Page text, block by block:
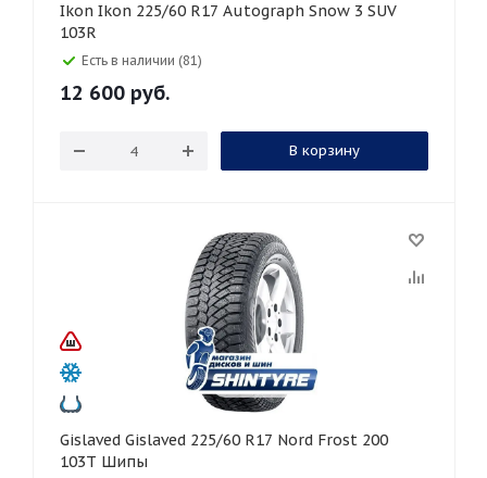
Ikon Ikon 225/60 R17 Autograph Snow 3 SUV
103R
Есть в наличии (81)
12 600 руб.
В корзину
Gislaved Gislaved 225/60 R17 Nord Frost 200
103T Шипы